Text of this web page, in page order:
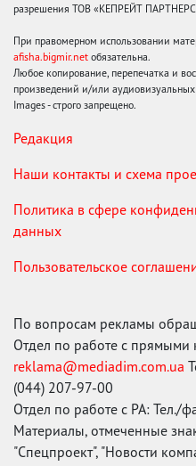
разрешения ТОВ «КЕПРЕЙТ
При правомерном использовании
afisha.bigmir.net обязательна.
Любое копирование, перепечатка и
произведений и/или
Images - строго запрещено.
Редакция
Наши контакты и схема
Политика в сфере
данных
Пользовательское
По вопросам рекламы
Отдел по работе с прямыми
reklama@mediadim.com.ua
(044) 207-97-00
Отдел по работе с РА: Тел./
Материалы, отмеченные
"Спецпроект", "Новости